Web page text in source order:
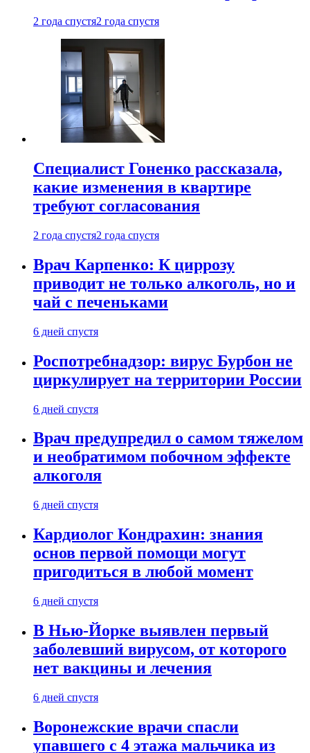
2 года спустя2 года спустя
Специалист Гоненко рассказала,
какие изменения в квартире
требуют согласования
2 года спустя2 года спустя
Врач Карпенко: К циррозу
приводит не только алкоголь, но и
чай с печеньками
6 дней спустя
Роспотребнадзор: вирус Бурбон не
циркулирует на территории России
6 дней спустя
Врач предупредил о самом тяжелом
и необратимом побочном эффекте
алкоголя
6 дней спустя
Кардиолог Кондрахин: знания
основ первой помощи могут
пригодиться в любой момент
6 дней спустя
В Нью-Йорке выявлен первый
заболевший вирусом, от которого
нет вакцины и лечения
6 дней спустя
Воронежские врачи спасли
упавшего с 4 этажа мальчика из